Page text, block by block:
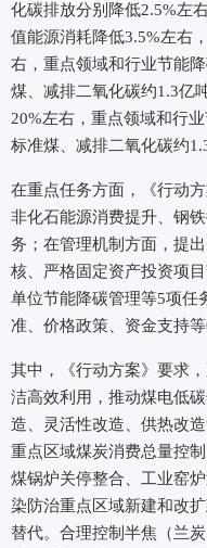
化碳排放分别降低2.5%左
值能源消耗降低3.5%左右
右，重点领域和行业节能
煤、减排二氧化碳约1.3亿
20%左右，重点领域和行
标准煤、减排二氧化碳约
在重点任务方面，《行动
非化石能源消费提升、钢
务；在管理机制方面，提
核、严格固定资产投资项
单位节能降碳管理等5项任
准、价格政策、资金支持等
其中，《行动方案》要求
洁高效利用，推动煤电低
造、灵活性改造、供热改
重点区域煤炭消费总量控
煤锅炉关停整合、工业窑
染防治重点区域新建和改
替代。合理控制半焦（兰